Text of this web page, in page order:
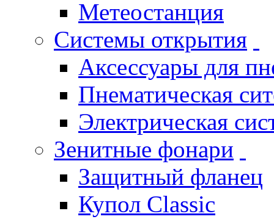
Метеостанция
Системы открытия
Аксессуары для
Пнематическая
Электрическая
Зенитные фонари
Защитный фланец
Купол Classic